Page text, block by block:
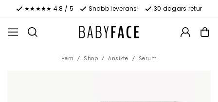
★★★★★ 4.8 / 5 Snabb leverans! 30 dagars retur
Hem Shop Ansikte Serum